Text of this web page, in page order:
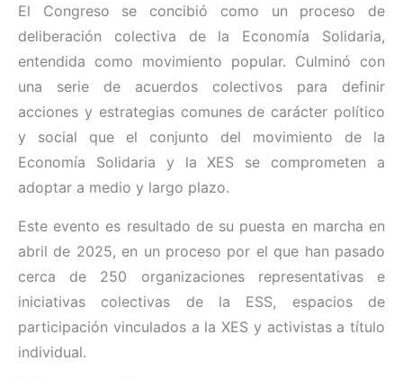
El Congreso se concibió como un proceso de
deliberación colectiva de la Economía Solidaria,
entendida como movimiento popular. Culminó con
una serie de acuerdos colectivos para definir
acciones y estrategias comunes de carácter político
y social que el conjunto del movimiento de la
Economía Solidaria y la XES se comprometen a
adoptar a medio y largo plazo.
Este evento es resultado de su puesta en marcha en
abril de 2025, en un proceso por el que han pasado
cerca de 250 organizaciones representativas e
iniciativas colectivas de la ESS, espacios de
participación vinculados a la XES y activistas a título
individual.